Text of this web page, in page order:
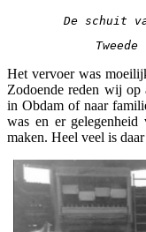
De schuit
Het vervoer was
Zodoende reden wij op
in Obdam of naar
was en er
maken. Heel veel is